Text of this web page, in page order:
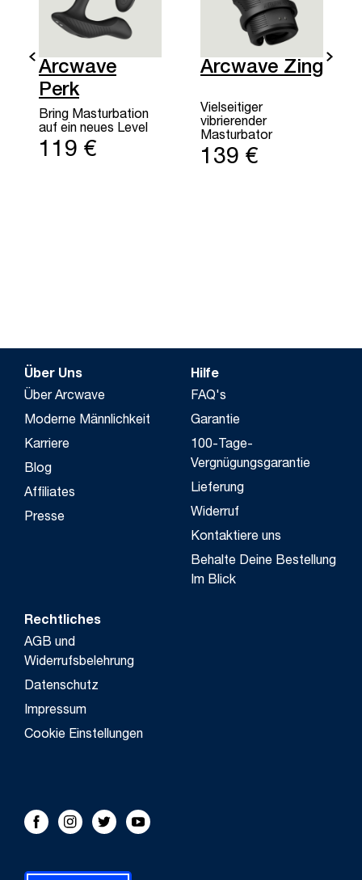
Arcwave
Perk
Bring Masturbation
auf ein neues Level
119 €
Arcwave Zing
Vielseitiger
vibrierender
Masturbator
139 €
Über Uns
Über Arcwave
Moderne Männlichkeit
Karriere
Blog
Affiliates
Presse
Hilfe
FAQ's
Garantie
100-Tage-
Vergnügungsgarantie
Lieferung
Widerruf
Kontaktiere uns
Behalte Deine Bestellung
Im Blick
Rechtliches
AGB und
Widerrufsbelehrung
Datenschutz
Impressum
Cookie Einstellungen
FOLLOW US!
FacebookInstagram
TwitterYoutube